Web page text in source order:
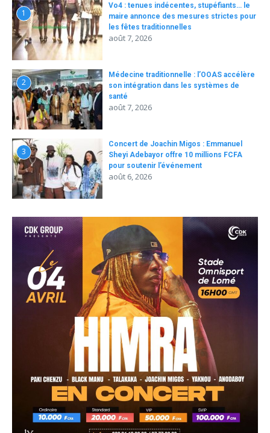
1
Vo4 : tenues indécentes, stupéfiants… le
maire annonce des mesures strictes pour
les fêtes traditionnelles
août 7, 2026
2
Médecine traditionnelle : l’OOAS accélère
son intégration dans les systèmes de
santé
août 7, 2026
3
Concert de Joachin Migos : Emmanuel
Sheyi Adebayor offre 10 millions FCFA
pour soutenir l’événement
août 6, 2026